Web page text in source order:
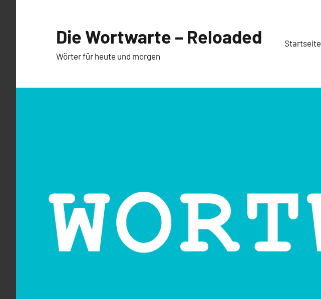
Die Wortwarte – Reloaded
Wörter für heute und morgen
Startseite